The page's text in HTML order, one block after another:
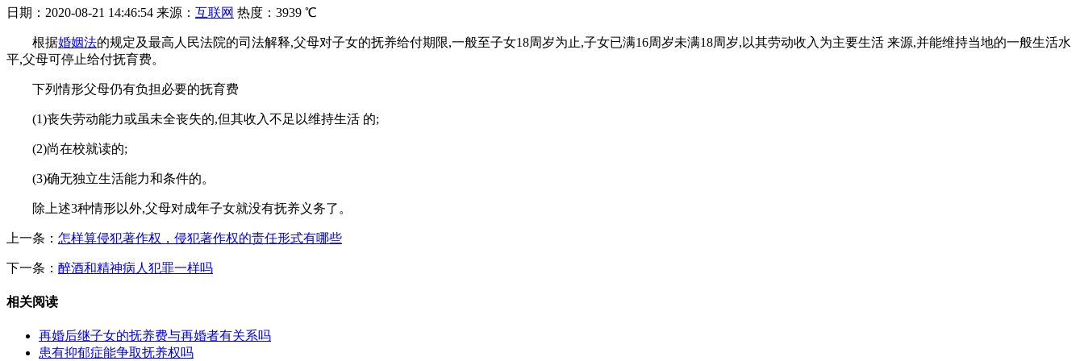
日期： 2020-08-21 14:46:54 来源： 互联网 热度： 3939 ℃
根据婚姻法的规定及最高人民法院的司法解释,父母对子女的抚养给付期限,一般至子女18周岁为止,子女已满16周岁未满18周岁,以其劳动收入为主要生活 来源,并能维持当地的一般生活水
平,父母可停止给付抚育费。
下列情形父母仍有负担必要的抚育费
(1)丧失劳动能力或虽未全丧失的,但其收入不足以维持生活 的;
(2)尚在校就读的;
(3)确无独立生活能力和条件的。
除上述3种情形以外,父母对成年子女就没有抚养义务了。
上一条： 怎样算侵犯著作权，侵犯著作权的责任形式有哪些
下一条： 醉酒和精神病人犯罪一样吗
相关阅读
再婚后继子女的抚养费与再婚者有关系吗
患有抑郁症能争取抚养权吗